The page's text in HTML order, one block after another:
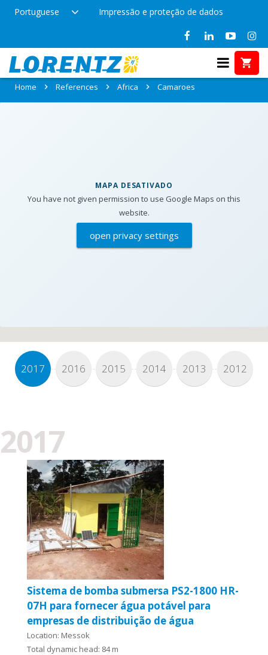
Portuguese Impressão e proteção de dados
References in Camaroes
Home References Africa Camaroes
MAPA DESATIVADO
You have not given permission to use Google Maps on this
website.
open privacy settings
2017 2016 2015 2014 2013 2012
2017
Sistema de bomba submersa PS2-1800 HR-
07H para fornecer água potável para
empresas de distribuição de água
Location: Messok
Total dynamic head: 84 m